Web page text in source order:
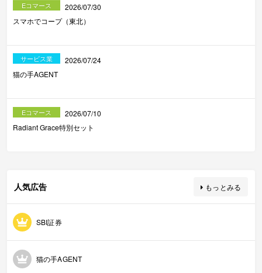
Eコマース
2026/07/30
スマホでコープ（東北）
サービス業
2026/07/24
猫の手AGENT
Eコマース
2026/07/10
Radiant Grace特別セット
人気広告 もっとみる
SBI証券
猫の手AGENT